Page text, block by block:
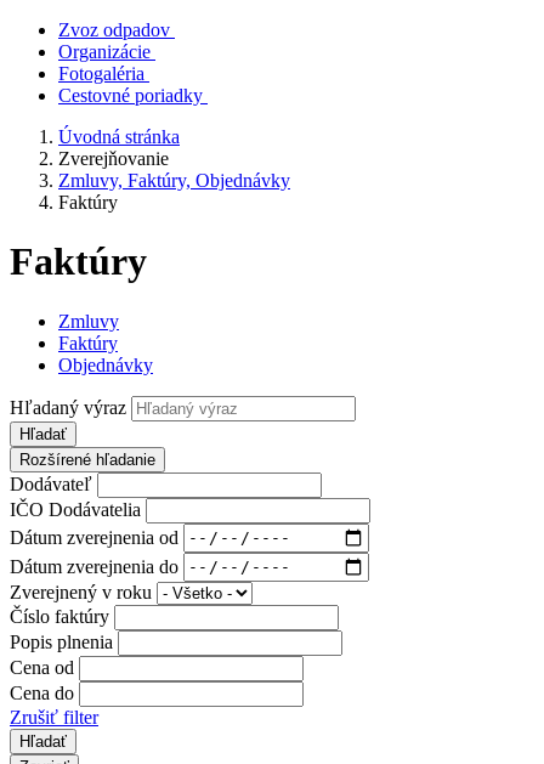
Zvoz odpadov
Organizácie
Fotogaléria
Cestovné poriadky
Úvodná stránka
Zverejňovanie
Zmluvy, Faktúry, Objednávky
Faktúry
Faktúry
Zmluvy
Faktúry
Objednávky
Hľadaný výraz
Hľadať
Rozšírené hľadanie
Dodávateľ
IČO Dodávatelia
Dátum zverejnenia od
Dátum zverejnenia do
Zverejnený v roku
Číslo faktúry
Popis plnenia
Cena od
Cena do
Zrušiť filter